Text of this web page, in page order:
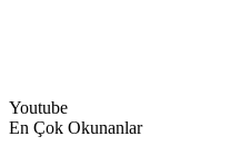
Youtube
En Çok Okunanlar